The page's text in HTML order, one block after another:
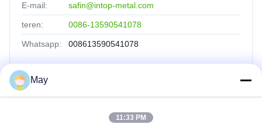
E-mail: safin@intop-metal.com
teren: 0086-13590541078
Whatsapp: 008613590541078
Szybkie Linki
Dom
May
11:33 PM